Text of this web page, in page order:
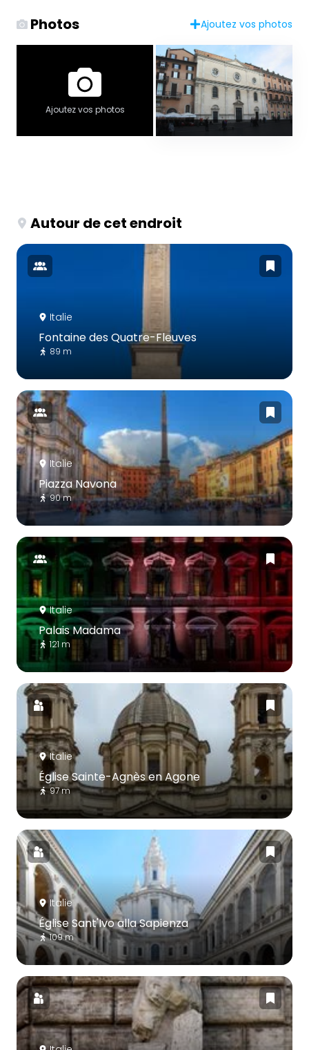
Photos Ajoutez vos photos
Ajoutez vos photos
Autour de cet endroit
Italie
Fontaine des Quatre-Fleuves
89 m
Italie
Piazza Navona
90 m
Italie
Palais Madama
121 m
Italie
Église Sainte-Agnès en Agone
97 m
Italie
Église Sant'Ivo alla Sapienza
109 m